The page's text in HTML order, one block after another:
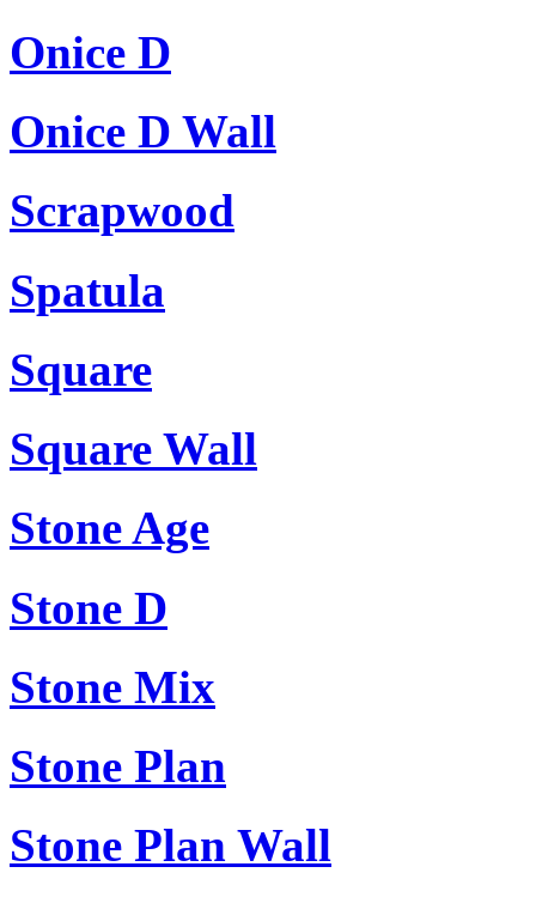
Onice D
Onice D Wall
Scrapwood
Spatula
Square
Square Wall
Stone Age
Stone D
Stone Mix
Stone Plan
Stone Plan Wall